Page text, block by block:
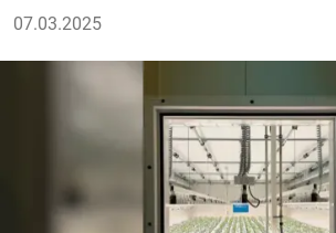
07.03.2025